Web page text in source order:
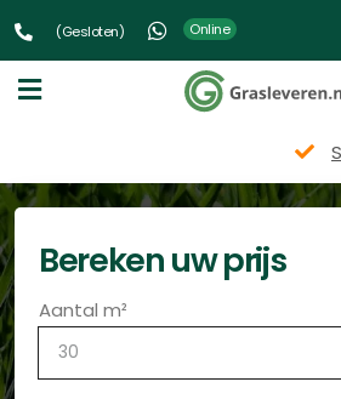
(Gesloten) Online
Snelle
Bereken uw prijs
Aantal m²